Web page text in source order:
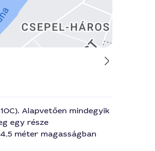
Alapvetően mindegyik
egy része
méter magasságban